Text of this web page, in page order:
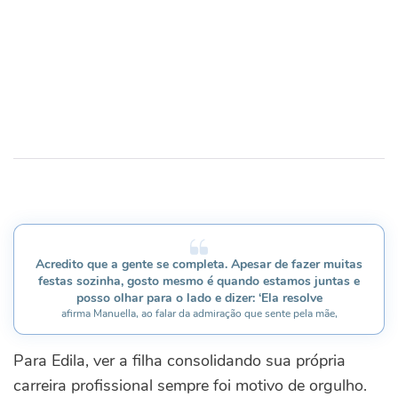
Acredito que a gente se completa. Apesar de fazer muitas
festas sozinha, gosto mesmo é quando estamos juntas e
posso olhar para o lado e dizer: ‘Ela resolve
afirma Manuella, ao falar da admiração que sente pela mãe,
Para Edila, ver a filha consolidando sua própria
carreira profissional sempre foi motivo de orgulho.